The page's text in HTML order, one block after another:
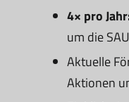
4× pro
um die
Aktuelle
Aktionen